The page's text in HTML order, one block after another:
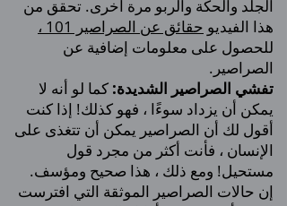
الجلد والحكة والربو مرة أخرى. تحقق من
هذا الفيديو حقائق عن الصراصير 101 ،
للحصول على معلومات إضافية عن
الصراصير.
تفشي الصراصير الشديدة: كما لو أنه لا
يمكن أن يزداد سوءًا ، فهو كذلك! إذا كنت
أقول لك أن الصراصير يمكن أن تتغذى على
الإنسان ، فأنت أكثر من مجرد قول
مستحيل! ومع ذلك ، هذا صحيح ومؤسف.
إن حالات الصراصير الموثقة التي افترست